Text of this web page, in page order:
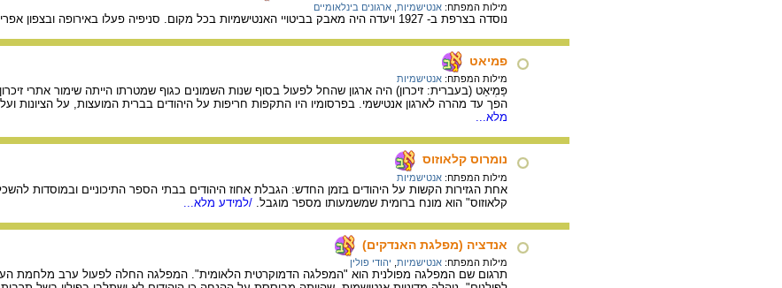
מילות המפתח: אנטישמיות ארגונים בינלאומיים
נוסדה בצרפת ב- 1927 ויעדה היה מאבק בביטויי האנטישמיות בכל מקום. סניפיה פעלו באירופה ובצפון אפריקה. לליגה הצטרפו גם נוצרים ומוסלמים שלחמו בגזענות.
פמיאט
מילות המפתח: אנטישמיות
פַּמְיאַט (בעברית: זיכרון) היה ארגון שהחל לפעול בסוף שנות השמונים כגוף שמטרתו הייתה שימור אתרי
הפך עד מהרה לארגון אנטישמי. בפרסומיו היו התקפות חריפות על היהודים בברית המועצות, על הציונות
מלא...
נומרוס קלאוזוס
מילות המפתח: אנטישמיות
אחת הגזירות הקשות על היהודים בזמן החדש: הגבלת אחוז היהודים בבתי הספר התיכוניים ובמוסדות
קלאוזוס" הוא מונח ברומית שמשמעותו מספר מוגבל. /למידע מלא...
אנדציה (מפלגת האנדקים)
מילות המפתח: אנטישמיות יהודי פולין
תרגום שם המפלגה מפולנית הוא "המפלגה הדמוקרטית הלאומית". המפלגה החלה לפעול ערב מלחמת